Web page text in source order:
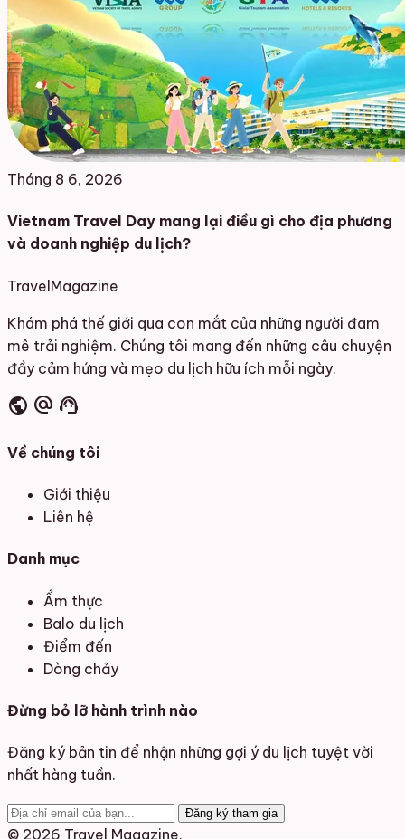
Tháng 8 6, 2026
Vietnam Travel Day mang lại điều gì cho địa phương
và doanh nghiệp du lịch?
TravelMagazine
Khám phá thế giới qua con mắt của những người đam
mê trải nghiệm. Chúng tôi mang đến những câu chuyện
đầy cảm hứng và mẹo du lịch hữu ích mỗi ngày.
public alternate_email support_agent
Về chúng tôi
Giới thiệu
Liên hệ
Danh mục
Ẩm thực
Balo du lịch
Điểm đến
Dòng chảy
Đừng bỏ lỡ hành trình nào
Đăng ký bản tin để nhận những gợi ý du lịch tuyệt vời
nhất hàng tuần.
Đăng ký tham gia
© 2026 Travel Magazine.